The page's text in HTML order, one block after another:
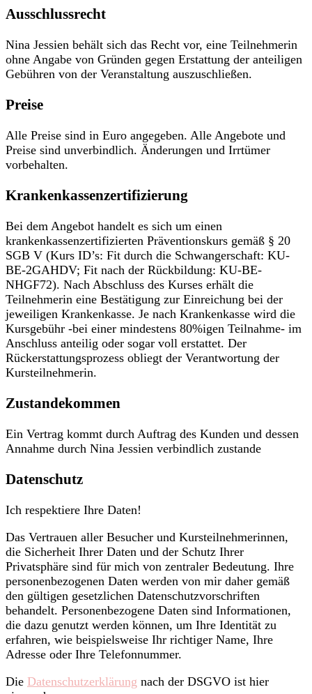
Ausschlussrecht
Nina Jessien behält sich das Recht vor, eine Teilnehmerin
ohne Angabe von Gründen gegen Erstattung der anteiligen
Gebühren von der Veranstaltung auszuschließen.
Preise
Alle Preise sind in Euro angegeben. Alle Angebote und
Preise sind unverbindlich. Änderungen und Irrtümer
vorbehalten.
Krankenkassenzertifizierung
Bei dem Angebot handelt es sich um einen
krankenkassenzertifizierten Präventionskurs gemäß § 20
SGB V (Kurs ID’s: Fit durch die Schwangerschaft: KU-
BE-2GAHDV; Fit nach der Rückbildung: KU-BE-
NHGF72). Nach Abschluss des Kurses erhält die
Teilnehmerin eine Bestätigung zur Einreichung bei der
jeweiligen Krankenkasse. Je nach Krankenkasse wird die
Kursgebühr -bei einer mindestens 80%igen Teilnahme- im
Anschluss anteilig oder sogar voll erstattet. Der
Rückerstattungsprozess obliegt der Verantwortung der
Kursteilnehmerin.
Zustandekommen
Ein Vertrag kommt durch Auftrag des Kunden und dessen
Annahme durch Nina Jessien verbindlich zustande
Datenschutz
Ich respektiere Ihre Daten!
Das Vertrauen aller Besucher und Kursteilnehmerinnen,
die Sicherheit Ihrer Daten und der Schutz Ihrer
Privatsphäre sind für mich von zentraler Bedeutung. Ihre
personenbezogenen Daten werden von mir daher gemäß
den gültigen gesetzlichen Datenschutzvorschriften
behandelt. Personenbezogene Daten sind Informationen,
die dazu genutzt werden können, um Ihre Identität zu
erfahren, wie beispielsweise Ihr richtiger Name, Ihre
Adresse oder Ihre Telefonnummer.
Die Datenschutzerklärung nach der DSGVO ist hier